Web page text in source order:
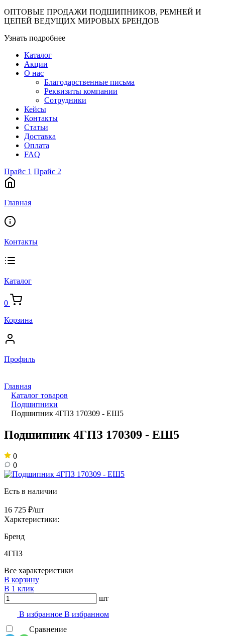
ОПТОВЫЕ ПРОДАЖИ ПОДШИПНИКОВ, РЕМНЕЙ И
ЦЕПЕЙ ВЕДУЩИХ МИРОВЫХ БРЕНДОВ
Узнать подробнее
Каталог
Акции
О нас
Благодарственные письма
Реквизиты компании
Сотрудники
Кейсы
Контакты
Статьи
Доставка
Оплата
FAQ
Прайс 1 Прайс 2
Главная
Контакты
Каталог
0
Корзина
Профиль
Главная
Каталог товаров
Подшипники
Подшипник 4ГПЗ 170309 - ЕШ5
Подшипник 4ГПЗ 170309 - ЕШ5
0
0
Есть в наличии
16 725 ₽/шт
Харктеристики:
Бренд
4ГПЗ
Все характеристики
В корзину
В 1 клик
шт
В избранноe В избранном
Сравнение